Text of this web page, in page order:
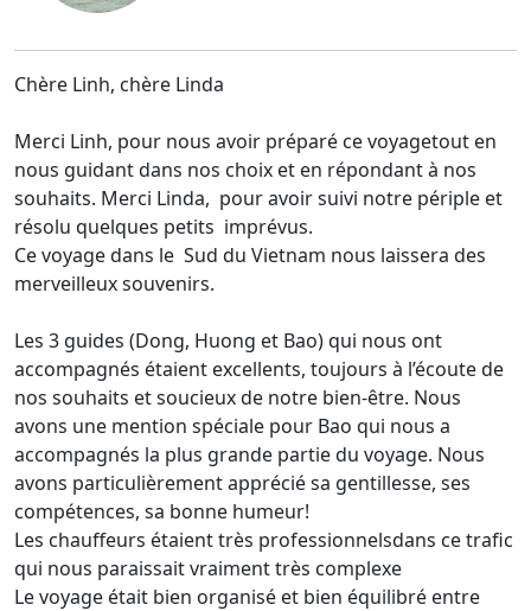
Chère Linh, chère Linda
Merci Linh, pour nous avoir préparé ce voyagetout en
nous guidant dans nos choix et en répondant à nos
souhaits. Merci Linda, pour avoir suivi notre périple et
résolu quelques petits imprévus.
Ce voyage dans le Sud du Vietnam nous laissera des
merveilleux souvenirs.
Les 3 guides (Dong, Huong et Bao) qui nous ont
accompagnés étaient excellents, toujours à l’écoute de
nos souhaits et soucieux de notre bien-être. Nous
avons une mention spéciale pour Bao qui nous a
accompagnés la plus grande partie du voyage. Nous
avons particulièrement apprécié sa gentillesse, ses
compétences, sa bonne humeur!
Les chauffeurs étaient très professionnelsdans ce trafic
qui nous paraissait vraiment très complexe
Le voyage était bien organisé et bien équilibré entre